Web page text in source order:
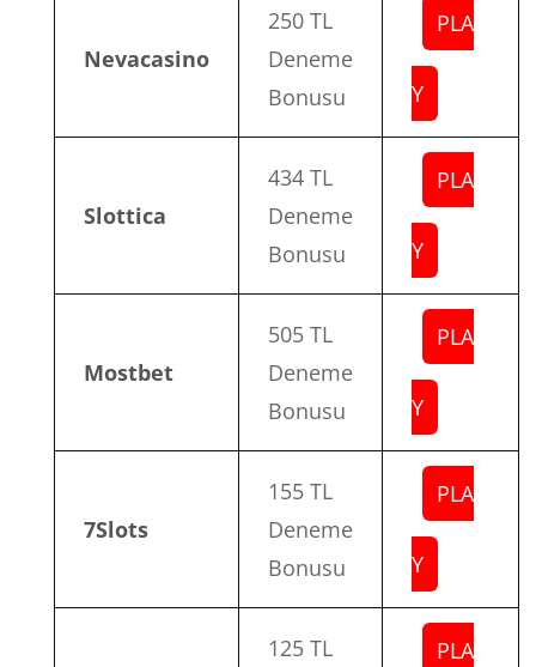
Nevacasino
250 TL
Deneme
Bonusu
PLA
Y
Slottica
434 TL
Deneme
Bonusu
PLA
Y
Mostbet
505 TL
Deneme
Bonusu
PLA
Y
7Slots
155 TL
Deneme
Bonusu
PLA
Y
125 TL
PLA